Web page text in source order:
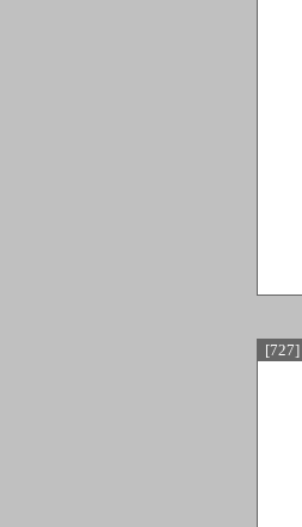
[727]